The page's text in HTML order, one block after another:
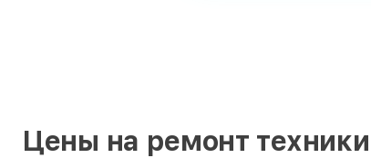
Цены на ремонт техники